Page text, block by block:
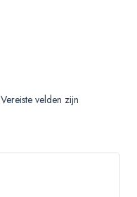
Vereiste velden zijn